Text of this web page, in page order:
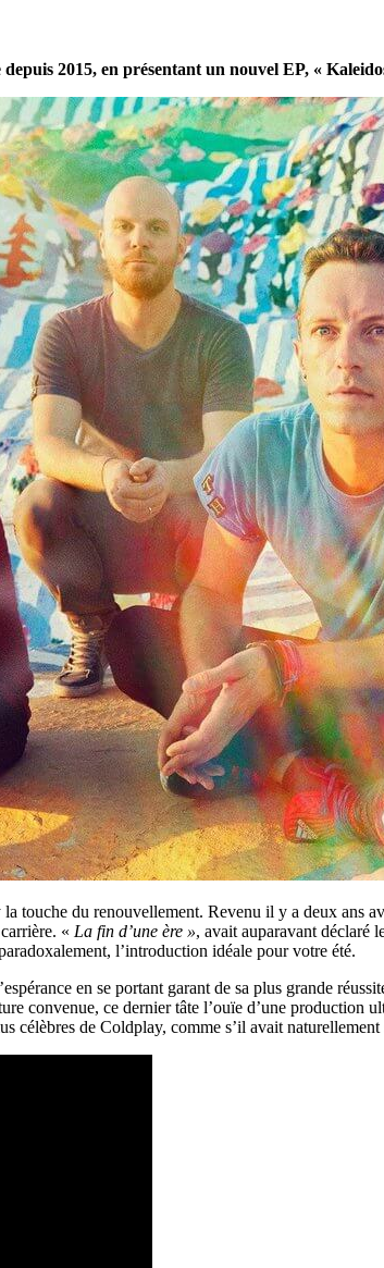
2015, en présentant un nouvel EP, «
touche du renouvellement. Revenu il y a deux ans
« La fin d’une ère », avait auparavant déclaré
l’introduction idéale pour votre été.
en se portant garant de sa plus grande
convenue, ce dernier tâte l’ouïe d’une production
célèbres de Coldplay, comme s’il avait